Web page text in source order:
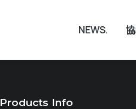
NEWS.
Products Info